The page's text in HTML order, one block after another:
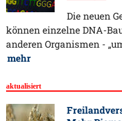
Die neuen
können einzelne DNA-
anderen Organismen -
mehr
aktualisiert